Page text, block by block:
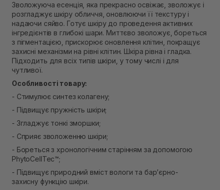
В наявності
Самовивіз м. Рівне, вул. Кулика і Гудачека 23 (ТЦ
Екватор)
В наявності
Зволожуюча есенція, яка прекрасно освіжає, зволожує і
розгладжує шкіру обличчя, оновлюючи її текстуру і
надаючи сяйво. Готує шкіру до проведення активних
інгредієнтів в глибокі шари. Миттєво зволожує, бореться
з пігментацією, прискорює оновлення клітин, покращує
захисні механізми на рівні клітин. Шкіра рівна і гладка.
Підходить для всіх типів шкіри, у тому числі і для
чутливої.
Особливості товару:
- Стимулює синтез колагену;
- Підвищує пружність шкіри;
- Згладжує тонкі зморшки;
- Сприяє зволоженню шкіри;
- Бореться з хронологічним старінням за допомогою
PhytoCellTec™;
- Підвищує природний вміст вологи та бар’єрно-
захисну функцію шкіри.